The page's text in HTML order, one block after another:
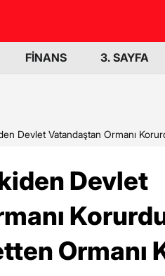
FİNANS 3. SAYFA
Devlet Vatandaştan Ormanı
Devlet
Ormanı